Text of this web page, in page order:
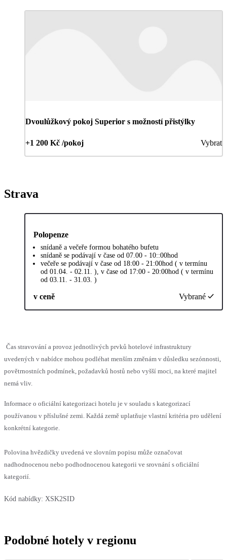
Dvoulůžkový pokoj Superior s možností přistýlky
+1 200 Kč /pokoj Vybrat
Strava
Polopenze
snídaně a večeře formou bohatého bufetu
snídaně se podávají v čase od 07.00 - 10::00hod
večeře se podávají v čase od 18:00 - 21:00hod ( v termínu
od 01.04. - 02.11. ), v čase od 17:00 - 20:00hod ( v termínu
od 03.11. - 31.03. )
v ceně Vybrané
Čas stravování a provoz jednotlivých prvků hotelové infrastruktury
uvedených v nabídce mohou podléhat menším změnám v důsledku sezónnosti,
povětrnostních podmínek, požadavků hostů nebo vyšší moci, na které majitel
nemá vliv.
Informace o oficiální kategorizaci hotelu je v souladu s kategorizací
používanou v příslušné zemi. Každá země uplatňuje vlastní kritéria pro udělení
konkrétní kategorie.
Polovina hvězdičky uvedená ve slovním popisu může označovat
nadhodnocenou nebo podhodnocenou kategorii ve srovnání s oficiální
kategorií.
Kód nabídky: XSK2SID
Podobné hotely v regionu